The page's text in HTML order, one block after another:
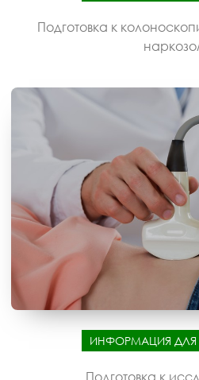
Подготовка к
ИНФОРМАЦИЯ ДЛЯ